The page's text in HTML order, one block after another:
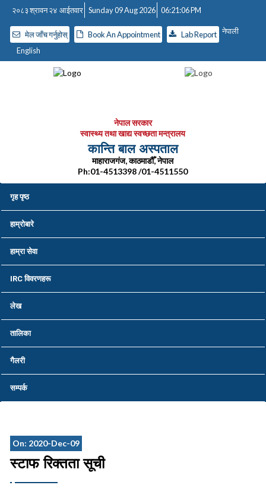
२०८३ श्रावन २४ आईतवार Sunday 09 Aug 2026 06:21:07 PM
मेल जाँच गर्नुहोस् Book An Appointment Lab Report नेपाली
English
नेपाल सरकार
स्वास्थ्य तथा खाद्य स्वच्छता मन्त्रालय
कान्ति बाल अस्पताल
माहाराजगंज, काठमाडौँ, नेपाल
Ph:01-4513398 /01-4511550
गृह पृष्ठ
हाम्रोबारे
हाम्रा सेवा
IRC विवरणहरू
लेख
तालिका
गैलरी
सम्पर्क
On: 2020-Dec-09
स्टाफ रिक्तता सूची